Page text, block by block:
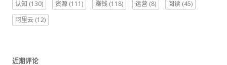
认知 (130) 资源 (111) 赚钱 (118) 运营 (8) 阅读 (45)
阿里云 (12)
近期评论